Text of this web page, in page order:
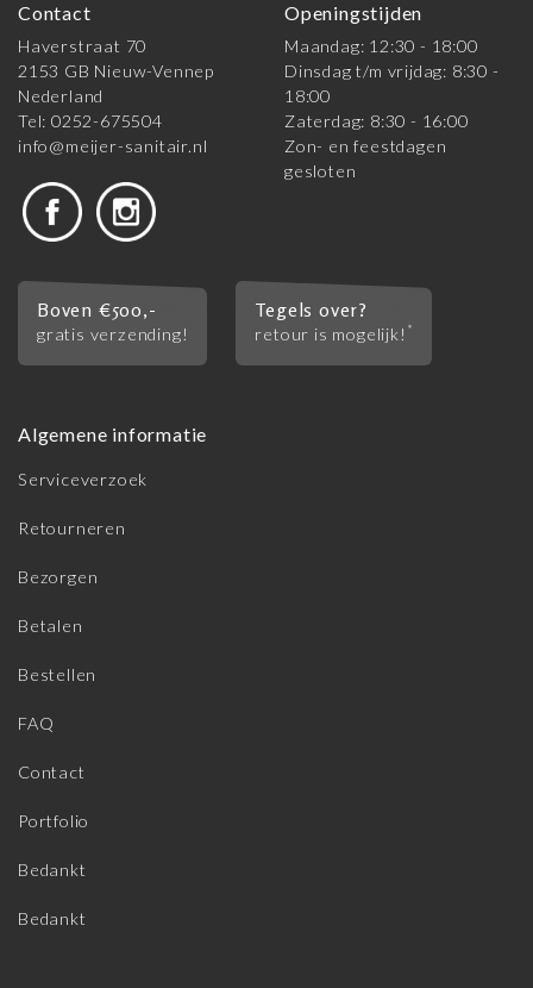
Contact
Haverstraat 70
2153 GB Nieuw-Vennep
Nederland
Tel: 0252-675504
info@meijer-sanitair.nl
Openingstijden
Maandag: 12:30 - 18:00
Dinsdag t/m vrijdag: 8:30 -
18:00
Zaterdag: 8:30 - 16:00
Zon- en feestdagen
gesloten
Boven €500,-
gratis verzending!
Tegels over?
retour is mogelijk! *
Algemene informatie
Serviceverzoek
Retourneren
Bezorgen
Betalen
Bestellen
FAQ
Contact
Portfolio
Bedankt
Bedankt